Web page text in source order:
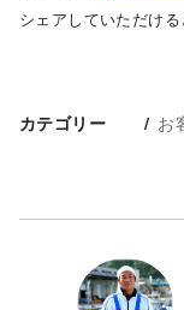
シェアしていただけ
カテゴリー お